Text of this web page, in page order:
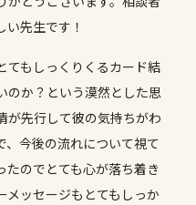
先生です！
てもしっくりくるカード結
のか？という漠然とした思
が先行して彼の気持ちがわ
今後の流れについて視て
たのでとても心が落ち着き
メッセージもとてもしっか